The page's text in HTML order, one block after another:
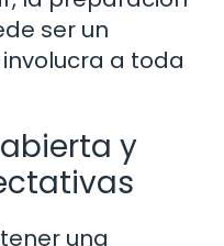
ser un
a toda
y
una